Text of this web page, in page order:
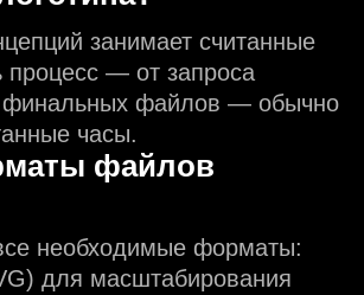
занимает считанные
процесс — от запроса
финальных файлов — обычно
часы.
файлов
необходимые форматы:
для масштабирования